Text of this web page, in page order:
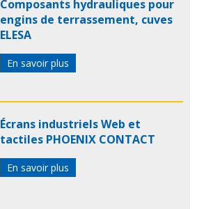
Composants hydrauliques pour
engins de terrassement, cuves
ELESA
En savoir plus
Écrans industriels Web et
tactiles PHOENIX CONTACT
En savoir plus